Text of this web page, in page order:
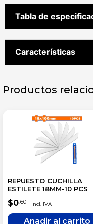
Tabla de
Características
Productos
REPUESTO CUCHILLA
ESTILETE 18MM-10 PCS
$0.60